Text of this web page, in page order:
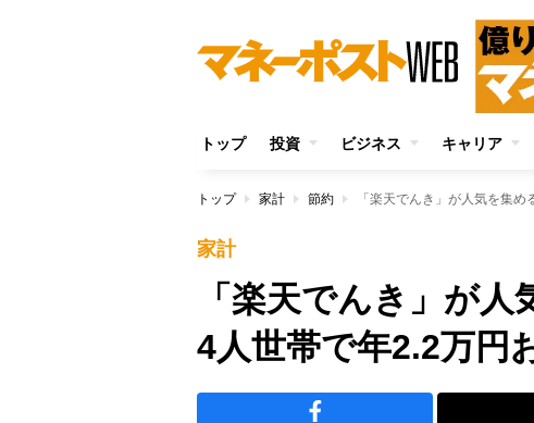
トップ 投資 ビジネス キャリア
トップ 家計 節約 「楽天でんき」が人気を集
家計
「楽天でんき」が
4人世帯で年2.2万円